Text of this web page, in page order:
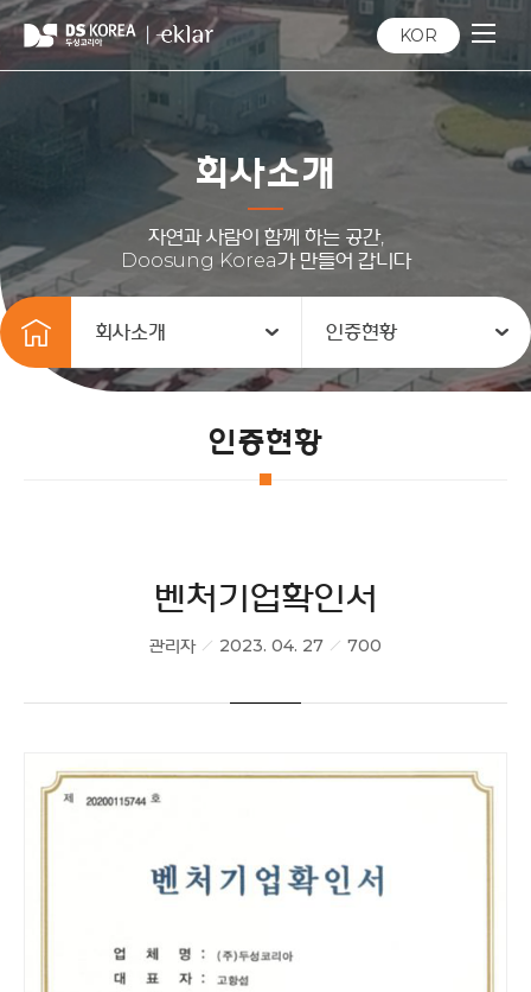
KOR
회사소개
자연과 사람이 함께 하는 공간,
Doosung Korea가 만들어 갑니다
회사소개 인증현황
인증현황
벤처기업확인서
관리자 2023. 04. 27 700